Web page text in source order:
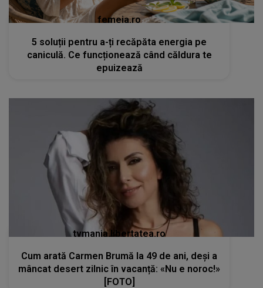
femeia.ro
5 soluții pentru a-ți recăpăta energia pe
caniculă. Ce funcționează când căldura te
epuizează
tvmania.libertatea.ro
Cum arată Carmen Brumă la 49 de ani, deși a
mâncat desert zilnic în vacanță: «Nu e noroc!»
[FOTO]